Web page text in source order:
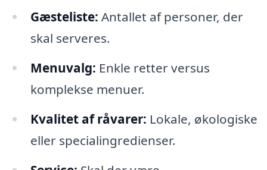
Gæsteliste: Antallet af personer, der
skal serveres.
Menuvalg: Enkle retter versus
komplekse menuer.
Kvalitet af råvarer: Lokale, økologiske
eller specialingredienser.